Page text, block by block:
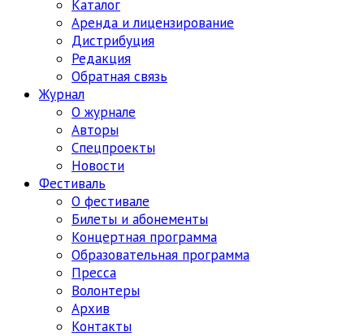
Каталог
Аренда и лицензирование
Дистрибуция
Редакция
Обратная связь
Журнал
О журнале
Авторы
Спецпроекты
Новости
Фестиваль
О фестивале
Билеты и абонементы
Концертная программа
Образовательная программа
Пресса
Волонтеры
Архив
Контакты